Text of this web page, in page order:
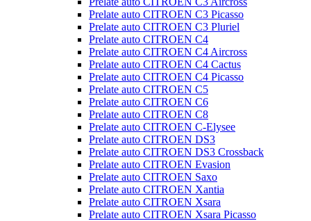
Prelate auto CITROEN C3 Picasso
Prelate auto CITROEN C3 Pluriel
Prelate auto CITROEN C4
Prelate auto CITROEN C4 Aircross
Prelate auto CITROEN C4 Cactus
Prelate auto CITROEN C4 Picasso
Prelate auto CITROEN C5
Prelate auto CITROEN C6
Prelate auto CITROEN C8
Prelate auto CITROEN C-Elysee
Prelate auto CITROEN DS3
Prelate auto CITROEN DS3 Crossback
Prelate auto CITROEN Evasion
Prelate auto CITROEN Saxo
Prelate auto CITROEN Xantia
Prelate auto CITROEN Xsara
Prelate auto CITROEN Xsara Picasso